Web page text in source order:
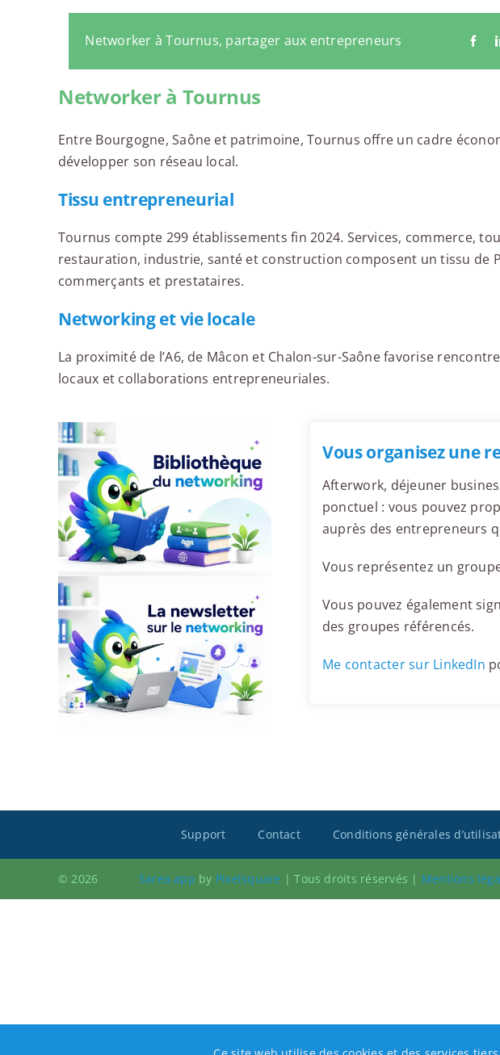
Networker à Tournus, partager aux entrepreneurs
Networker à Tournus
Entre Bourgogne, Saône et patrimoine, Tournus offre un cadre
développer son réseau local.
Tissu entrepreneurial
Tournus compte 299 établissements fin 2024. Services, commerce,
restauration, industrie, santé et construction composent un tissu de
commerçants et prestataires.
Networking et vie locale
La proximité de l’A6, de Mâcon et Chalon-sur-Saône favorise
locaux et collaborations entrepreneuriales.
Vous organisez une
Afterwork, déjeuner
ponctuel : vous pouvez
auprès des entrepreneurs
Vous représentez un
Vous pouvez également
des groupes référencés.
Me contacter sur LinkedIn
Support Contact Conditions générales
© 2026 Sarea.app by Pixelsquare |Tous droits réservés | Mentions